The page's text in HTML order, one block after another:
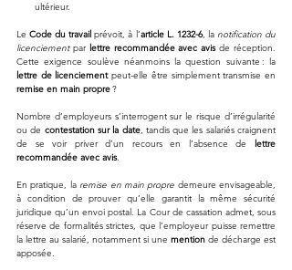
ultérieur.
Le Code du travail prévoit, à l’article L. 1232-6, la notification du
licenciement par lettre recommandée avec avis de réception.
lettre de licenciement
remise en main propre ?
Nombre d’employeurs s’interrogent sur le risque d’irrégularité
ou de contestation sur la date, tandis que les salariés craignent
de se voir priver d’un recours en l’absence de lettre
recommandée avec avis.
En pratique, la remise en main propre demeure envisageable,
à condition de prouver qu’elle garantit la même sécurité
juridique qu’un envoi postal. La Cour de cassation admet, sous
réserve de formalités strictes, que l’employeur puisse remettre
la lettre au salarié, notamment si une mention de décharge est
apposée.